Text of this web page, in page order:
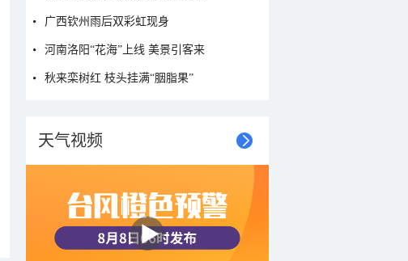
广西钦州雨后双彩虹现身
河南洛阳“花海”上线 美景引客来
秋来栾树红 枝头挂满“胭脂果”
天气视频